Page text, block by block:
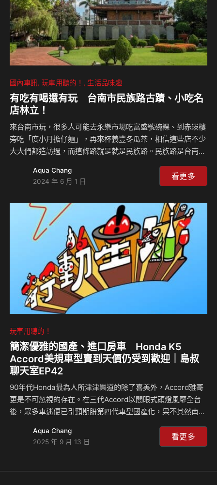
國內車訊 玩車用聽的！ 生活品味趣
有吃有喝還有玩 台南市民族路古蹟、小吃名
店林立！
來台南市玩，很多人可能去永樂市場吃富盛號碗粿、到赤崁樓
旁吃「度小月擔仔麵」，再來杯義豐冬瓜茶，相信這些店不少
大大們都造訪過，而這條路就是就是民族路。民族路是台南市
時也有著台南市第一家新光三越(中山店)，因此它可說是集復
古與現代於一身。你來過民族路嗎？這條路上的名店有遺漏
頻道：https://www.youtube.com/channel/UCo3IxZ-
cdzucOFOOY3CBe1w⁠ 相關新聞：
Aqua Chang
2024 年 6 月 1 日
看更多
玩車用聽的！
簡潔優雅的國產、進口房車 Honda K5
Accord美規車型賣到天價仍受到歡迎｜島叔
聊天室EP42
90年代Honda最為人所津津樂道的除了喜美外，Accord雅哥
更是不可忽視的存在。在三代Accord以閤眼式頭燈風靡全台
後，眾多車迷便已引頸期朌第四代車型國產化，果不其然南陽
型除了排氣量多200c.c.外，還有Coupe、Wagon車型可選
擇，甚至頂級款有著近130萬的天價，氣依舊不減，直至今
回憶吧！ #行動星球 #島叔聊天室 #Accord #四代Accord #
Aqua Chang
2025 年 9 月 13 日
看更多